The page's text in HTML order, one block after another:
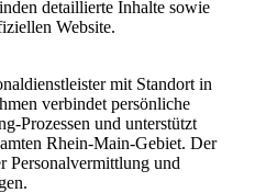
detaillierte Inhalte sowie
Website.
mit Standort in
verbindet persönliche
Prozessen und unterstützt
Rhein-Main-Gebiet. Der
Personalvermittlung und